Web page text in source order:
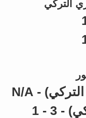
التركي